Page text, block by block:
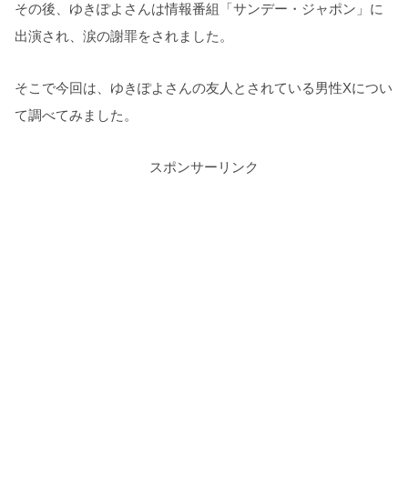
その後、ゆきぽよさんは情報番組「サンデー・ジャポン」に
出演され、涙の謝罪をされました。
そこで今回は、ゆきぽよさんの友人とされている男性Xについ
て調べてみました。
スポンサーリンク